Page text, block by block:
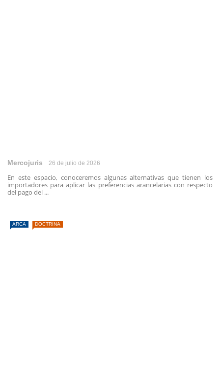
Mercojuris 26 de julio de 2026
En este espacio, conoceremos algunas alternativas que tienen los
importadores para aplicar las preferencias arancelarias con respecto
del pago del ...
ARCA DOCTRINA